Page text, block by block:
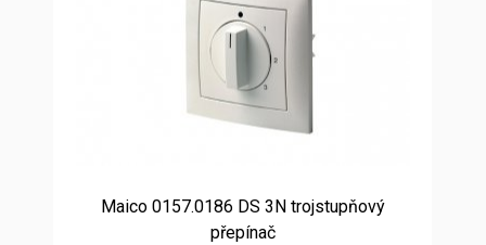
Maico 0157.0186 DS 3N trojstupňový
přepínač